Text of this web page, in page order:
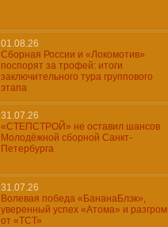
01.08.26
Сборная России и «Локомотив»
поспорят за трофей: итоги
заключительного тура группового
этапа
31.07.26
«СТЕПСТРОЙ» не оставил шансов
Молодёжной сборной Санкт-
Петербурга
31.07.26
Волевая победа «БананаБлэк»,
уверенный успех «Атома» и разгром
от «ТСТ»